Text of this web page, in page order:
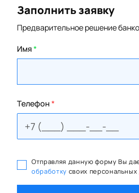
Заполнить заявку
Предварительное решение
Имя*
Телефон*
Отправляя данную форму Вы
обработку своих